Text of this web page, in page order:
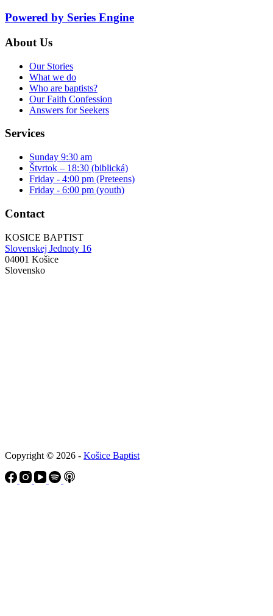
Powered by Series Engine
About Us
Our Stories
What we do
Who are baptists?
Our Faith Confession
Answers for Seekers
Services
Sunday 9:30 am
Štvrtok – 18:30 (biblická)
Friday - 4:00 pm (Preteens)
Friday - 6:00 pm (youth)
Contact
KOSICE BAPTIST
Slovenskej Jednoty 16
04001 Košice
Slovensko
Copyright © 2026 - Košice Baptist